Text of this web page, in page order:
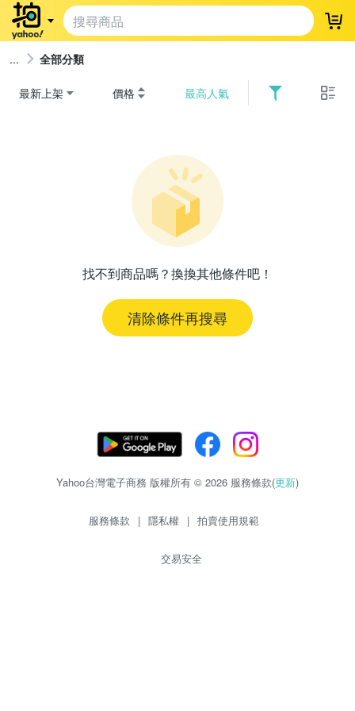
登
全部分類
最新上架 價格 最高人氣
找不到商品嗎？換換其他條件吧！
清除條件再搜尋
Yahoo台灣電子商務 版權所有 © 2026 服務條款(更新)
服務條款 | 隱私權 | 拍賣使用規範
交易安全